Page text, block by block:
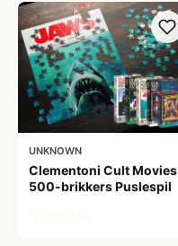
UNKNOWN
Clementoni Cult Movies
500-brikkers Puslespil